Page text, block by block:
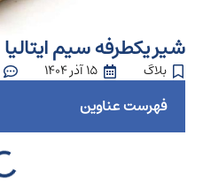
شیر یکطرفه سیم ایتالیا
بلاگ 15 آذر 1404
فهرست عناوین